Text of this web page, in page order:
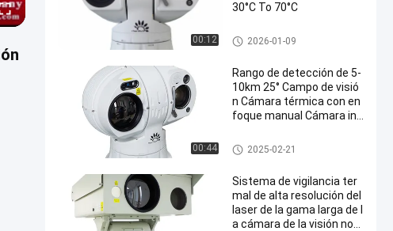
00:12
30°C To 70°C
Cámara de la toma de imágen
es térmica de PTZ
2026-01-09
00:44
Rango de detección de 5-
10km 25° Campo de visió
n Cámara térmica con en
foque manual Cámara int
cámara la termal de la gama l
arga
2025-02-21
Sistema de vigilancia ter
mal de alta resolución del
laser de la gama larga de l
a cámara de la visión noc